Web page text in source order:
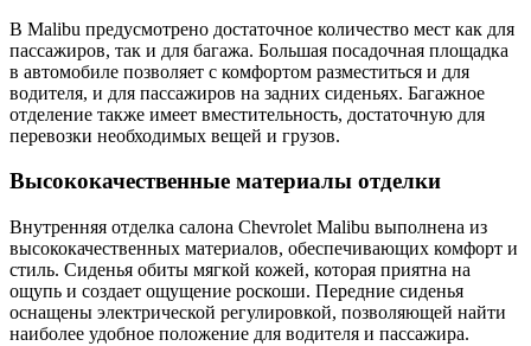
В Malibu предусмотрено достаточное количество мест как для
пассажиров, так и для багажа. Большая посадочная площадка
в автомобиле позволяет с комфортом разместиться и для
водителя, и для пассажиров на задних сиденьях. Багажное
отделение также имеет вместительность, достаточную для
перевозки необходимых вещей и грузов.
Высококачественные материалы отделки
Внутренняя отделка салона Chevrolet Malibu выполнена из
высококачественных материалов, обеспечивающих комфорт и
стиль. Сиденья обиты мягкой кожей, которая приятна на
ощупь и создает ощущение роскоши. Передние сиденья
оснащены электрической регулировкой, позволяющей найти
наиболее удобное положение для водителя и пассажира.